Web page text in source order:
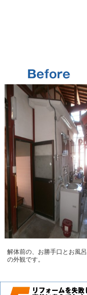
解体前の、お勝手口とお風呂
の外観です。